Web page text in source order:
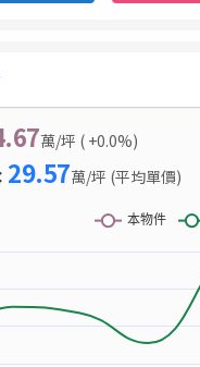
萬/坪 ( +0.0%)
29.57萬/坪 (平均單價)